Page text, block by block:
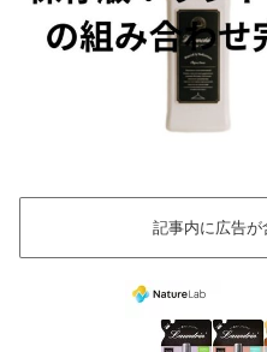
記事内に広告が